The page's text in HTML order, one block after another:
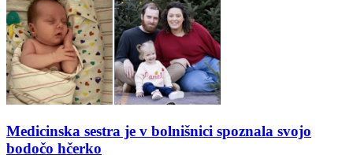
Medicinska sestra je v bolnišnici spoznala svojo
bodočo hčerko